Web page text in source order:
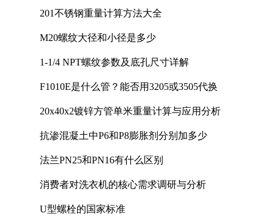
201不锈钢重量计算方法大全
M20螺纹大径和小径是多少
1-1/4 NPT螺纹参数及底孔尺寸详解
F1010E是什么管？能否用3205或3505代换
20x40x2镀锌方管单米重量计算与应用分析
抗渗混凝土中P6和P8膨胀剂分别加多少
法兰PN25和PN16有什么区别
消费者对洗衣机的核心需求调研与分析
U型螺栓的国家标准